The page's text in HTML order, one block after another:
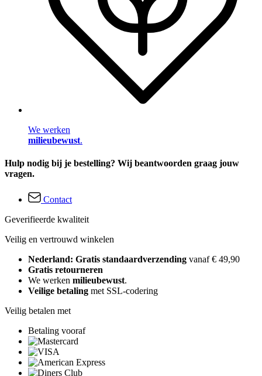
We werken
milieubewust.
Hulp nodig bij je bestelling? Wij beantwoorden graag jouw
vragen.
Contact
Geverifieerde kwaliteit
Veilig en vertrouwd winkelen
Nederland: Gratis standaardverzending vanaf € 49,90
Gratis retourneren
We werken milieubewust.
Veilige betaling met SSL-codering
Veilig betalen met
Betaling vooraf